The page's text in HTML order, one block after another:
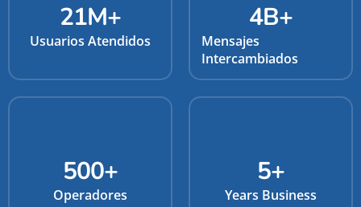
Usuarios Atendidos
21M+
Mensajes
Intercambiados
4B+
Operadores
500+
Years Business
5+